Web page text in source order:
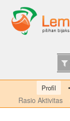
Profil
Rasio Aktivitas